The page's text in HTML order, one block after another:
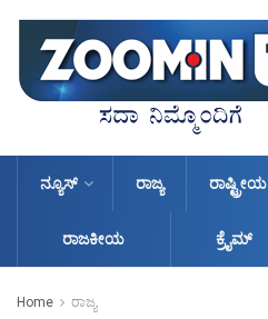
ನ್ಯೂಸ್ ರಾಜ್ಯ ರಾಷ್ಟ್ರೀಯ
ರಾಜಕೀಯ ಕ್ರೈಮ್
Home ರಾಜ್ಯ